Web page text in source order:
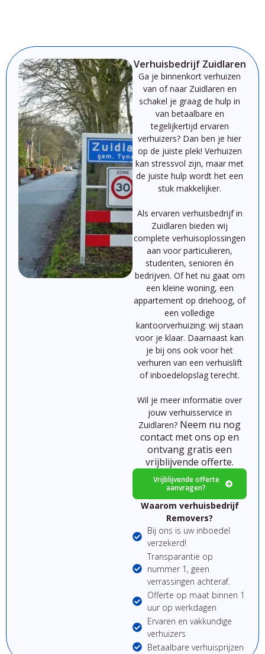
Verhuisbedrijf Zuidlaren
Ga je binnenkort verhuizen
van of naar Zuidlaren en
schakel je graag de hulp in
van betaalbare en
tegelijkertijd ervaren
verhuizers? Dan ben je hier
op de juiste plek! Verhuizen
kan stressvol zijn, maar met
de juiste hulp wordt het een
stuk makkelijker.
Als ervaren verhuisbedrijfin
Zuidlaren bieden wij
complete verhuisoplossingen
aan voor particulieren,
studenten, senioren én
bedrijven. Ofhet nu gaat om
een kleine woning, een
appartement op driehoog, of
een volledige
kantoorverhuizing: wij staan
voor je klaar. Daarnaast kan
je bij ons ook voor het
verhuren van een verhuislift
of inboedelopslag terecht.
Wil je meer informatie over
jouw verhuisservice in
Zuidlaren? Neem nu nog
contact met ons op en
ontvang gratis een
vrijblijvende offerte.
Vrijblijvende offerte
aanvragen?
Waarom verhuisbedrijf
Removers?
Bij ons is uw inboedel
verzekerd!
Transparantie op
nummer 1, geen
verrassingen achteraf.
Offerte op maat binnen 1
uur op werkdagen
Ervaren en vakkundige
verhuizers
Betaalbare verhuisprijzen